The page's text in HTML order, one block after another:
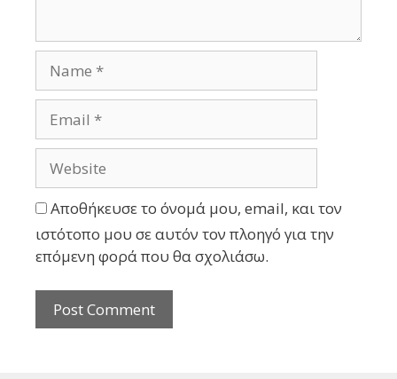
Αποθήκευσε το όνομά μου, email, και τον
ιστότοπο μου σε αυτόν τον πλοηγό για την
επόμενη φορά που θα σχολιάσω.